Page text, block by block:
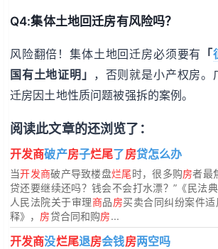
Q4:集体土地回迁房有风险吗？
风险翻倍！集体土地回迁房必须要有 「
国有土地证明」 ，否则就是小产权房。
迁房因土地性质问题被强拆的案例。
阅读此文章的还浏览了：
开发商破产房子烂尾了房贷怎么办
当开发商破产导致楼盘烂尾时，很多购房者最
贷还要继续还吗？钱会不会打水漂？”《民法
人民法院关于审理商品房买卖合同纠纷案件
释》， 房贷合同和购房...
开发商没烂尾退房会钱房两空吗